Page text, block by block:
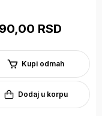
RSD
Kupi odmah
Dodaj u korpu